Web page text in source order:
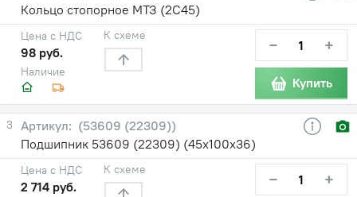
Кольцо стопорное МТЗ (2С45)
Наличие
Цена с НДС
98 руб.
К схеме − +
Купить
3
(53609 (22309))
Подшипник 53609 (22309) (45х100х36)
Цена с НДС
2 714 руб.
К схеме − +